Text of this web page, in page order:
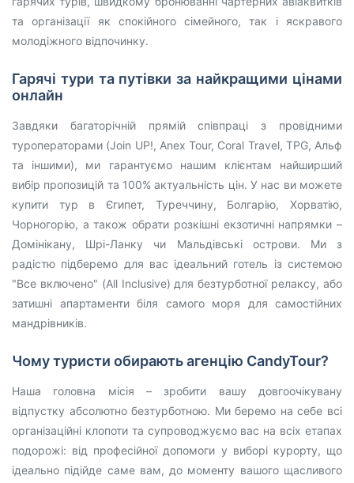
та організації як спокійного сімейного, так і яскравого
молодіжного відпочинку.
Гарячі тури та путівки за найкращими цінами
онлайн
Завдяки багаторічній прямій співпраці з провідними
туроператорами (Join UP!, Anex Tour, Coral Travel, TPG, Альф
та іншими), ми гарантуємо нашим клієнтам найширший
вибір пропозицій та 100% актуальність цін. У нас ви можете
купити тур в Єгипет, Туреччину, Болгарію, Хорватію,
Чорногорію, а також обрати розкішні екзотичні напрямки –
Домінікану, Шрі-Ланку чи Мальдівські острови. Ми з
радістю підберемо для вас ідеальний готель із системою
"Все включено" (All Inclusive) для безтурботної релаксу, або
затишні апартаменти біля самого моря для самостійних
мандрівників.
Чому туристи обирають агенцію CandyTour?
Наша головна місія – зробити вашу довгоочікувану
відпустку абсолютно безтурботною. Ми беремо на себе всі
організаційні клопоти та супроводжуємо вас на всіх етапах
подорожі: від професійної допомоги у виборі курорту, що
ідеально підійде саме вам, до моменту вашого щасливого